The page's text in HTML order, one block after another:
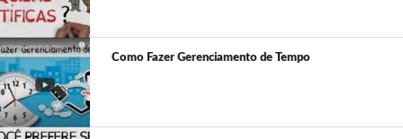
Como Fazer Gerenciamento de Tempo